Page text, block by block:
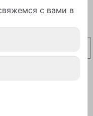
10% Самовывоз-10%
с вами в